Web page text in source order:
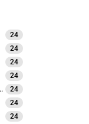
24
24
24
24
(1832)
24
24
24